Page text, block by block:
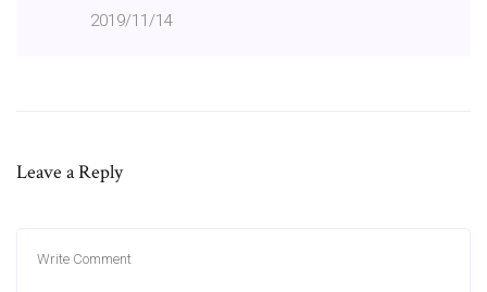
2019/11/14
Leave a Reply